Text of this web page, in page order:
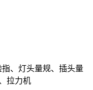
、灯头量规、插头量
拉力机